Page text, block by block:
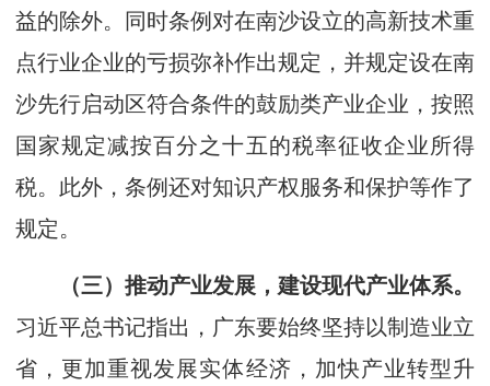
益的除外。同时条例对在南沙设立的高新技术重
点行业企业的亏损弥补作出规定，并规定设在南
沙先行启动区符合条件的鼓励类产业企业，按照
国家规定减按百分之十五的税率征收企业所得
税。此外，条例还对知识产权服务和保护等作了
规定。
（三）推动产业发展，建设现代产业体系。
习近平总书记指出，广东要始终坚持以制造业立
省，更加重视发展实体经济，加快产业转型升